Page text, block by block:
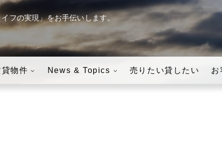
岳の「田舎暮らし」
フの実現」をお手伝いします。
貸物件 News & Topics 売りたい貸したい お